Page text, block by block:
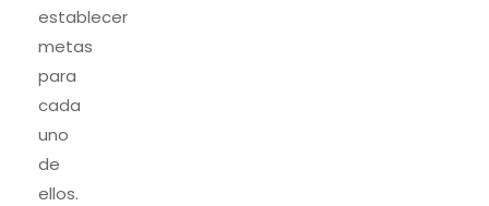
establecer
metas
para
cada
uno
de
ellos.